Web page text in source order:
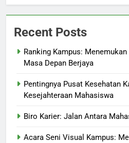
Recent Posts
Ranking Kampus:
Masa Depan Berjaya
Pentingnya Pusat Kesehatan
Kesejahteraan Mahasiswa
Biro Karier: Jalan Antara
Acara Seni Visual Kampus: